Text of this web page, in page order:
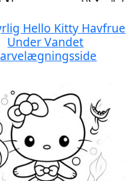
Hello Kitty Havfrue
Under Vandet